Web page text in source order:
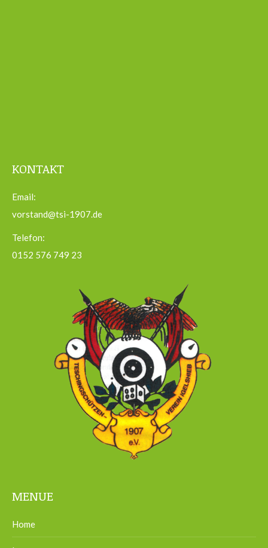
KONTAKT
Email:
vorstand@tsi-1907.de
Telefon:
0152 576 749 23
MENUE
Home